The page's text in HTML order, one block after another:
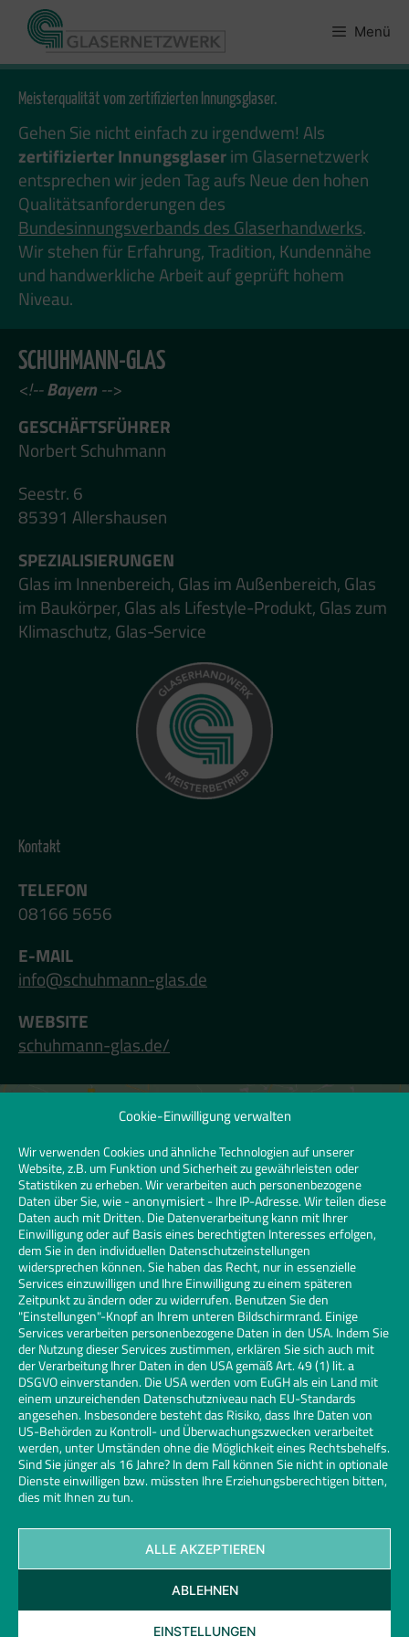
Cookie-Einwilligung verwalten
Wir verwenden Cookies und ähnliche Technologien auf unserer
Website, z.B. um Funktion und Sicherheit zu gewährleisten oder
Statistiken zu erheben. Wir verarbeiten auch personenbezogene
Daten über Sie, wie - anonymisiert - Ihre IP-Adresse. Wir teilen diese
Daten auch mit Dritten. Die Datenverarbeitung kann mit Ihrer
Einwilligung oder auf Basis eines berechtigten Interesses erfolgen,
dem Sie in den individuellen Datenschutzeinstellungen
widersprechen können. Sie haben das Recht, nur in essenzielle
Services einzuwilligen und Ihre Einwilligung zu einem späteren
Zeitpunkt zu ändern oder zu widerrufen. Benutzen Sie den
"Einstellungen"-Knopf an Ihrem unteren Bildschirmrand. Einige
Services verarbeiten personenbezogene Daten in den USA. Indem Sie
der Nutzung dieser Services zustimmen, erklären Sie sich auch mit
der Verarbeitung Ihrer Daten in den USA gemäß Art. 49 (1) lit. a
DSGVO einverstanden. Die USA werden vom EuGH als ein Land mit
einem unzureichenden Datenschutzniveau nach EU-Standards
angesehen. Insbesondere besteht das Risiko, dass Ihre Daten von
US-Behörden zu Kontroll- und Überwachungszwecken verarbeitet
werden, unter Umständen ohne die Möglichkeit eines Rechtsbehelfs.
Sind Sie jünger als 16 Jahre? In dem Fall können Sie nicht in optionale
Dienste einwilligen bzw. müssten Ihre Erziehungsberechtigen bitten,
dies mit Ihnen zu tun.
ALLE AKZEPTIEREN
ABLEHNEN
EINSTELLUNGEN
Zum
Inhalt
springen
Menü
Meisterqualität vom zertifizierten Innungsglaser.
Gehen Sie nicht einfach zu irgendwem! Als
zertifizierter Innungsglaserim Glasernetzwerk
entsprechen wir jeden Tag aufs Neue den hohen
Qualitätsanforderungen des
Bundesinnungsverbands des Glaserhandwerks.
Wir stehen für Erfahrung, Tradition, Kundennähe
und handwerkliche Arbeit auf geprüft hohem
Niveau.
SCHUHMANN-GLAS
<!--Bayern -->
GESCHÄFTSFÜHRER
Norbert Schuhmann
Seestr. 6
85391 Allershausen
SPEZIALISIERUNGEN
Glas im Innenbereich, Glas im Außenbereich, Glas
im Baukörper, Glas als Lifestyle-Produkt, Glas zum
Klimaschutz, Glas-Service
Kontakt
TELEFON
08166 5656
E-MAIL
info@schuhmann-glas.de
WEBSITE
schuhmann-glas.de/
Klicken Sie hier, um Marketing-Cookies zu
akzeptieren und diesen Inhalt zu
aktivieren | Click to accept marketing
cookies and enable this content
Kontakt Datenschutz Impressum
Cookies
Glaserhandwerk | Links
© 2026 Bundesinnungsverband des Glaserhandwerks | Design und